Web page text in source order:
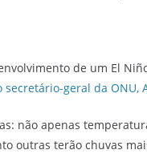
de um El
secretário-geral da ONU,
não apenas
outras terão chuvas